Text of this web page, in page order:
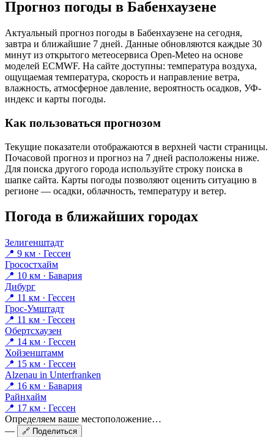
Прогноз погоды в Бабенхаузене
Актуальный прогноз погоды в Бабенхаузене на сегодня,
завтра и ближайшие 7 дней. Данные обновляются каждые 30
минут из открытого метеосервиса Open-Meteo на основе
моделей ECMWF. На сайте доступны: температура воздуха,
ощущаемая температура, скорость и направление ветра,
влажность, атмосферное давление, вероятность осадков, УФ-
индекс и карты погоды.
Как пользоваться прогнозом
Текущие показатели отображаются в верхней части страницы.
Почасовой прогноз и прогноз на 7 дней расположены ниже.
Для поиска другого города используйте строку поиска в
шапке сайта. Карты погоды позволяют оценить ситуацию в
регионе — осадки, облачность, температуру и ветер.
Погода в ближайших городах
Зелигенштадт
📍 9 км · Гессен
Гросостхайм
📍 10 км · Бавария
Дибург
📍 11 км · Гессен
Грос-Умштадт
📍 11 км · Гессен
Обертсхаузен
📍 14 км · Гессен
Хойзенштамм
📍 15 км · Гессен
Alzenau in Unterfranken
📍 16 км · Бавария
Райнхайм
📍 17 км · Гессен
Определяем ваше местоположение…
—
🔗 Поделиться